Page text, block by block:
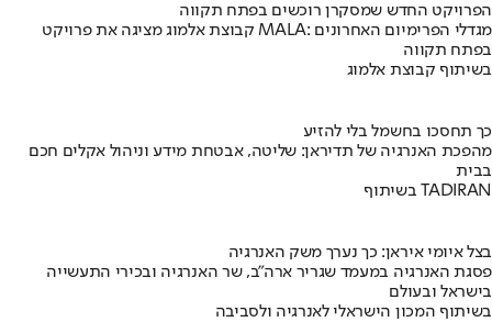
הפרויקט החדש שמסקרן רוכשים בפתח תקווה
קבוצת אלמוג מציגה את פרויקט MALA: מגדלי הפרימיום האחרונים
בפתח תקווה
בשיתוף קבוצת אלמוג
כך תחסכו בחשמל בלי להזיע
מהפכת האנרגיה של תדיראן: שליטה, אבטחת מידע וניהול אקלים חכם
בבית
בשיתוף TADIRAN
בצל איומי איראן: כך נערך משק האנרגיה
פסגת האנרגיה במעמד שגריר ארה"ב, שר האנרגיה ובכירי התעשייה
בישראל ובעולם
בשיתוף המכון הישראלי לאנרגיה ולסביבה